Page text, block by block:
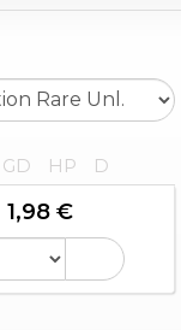
GD HP D
1,98 €